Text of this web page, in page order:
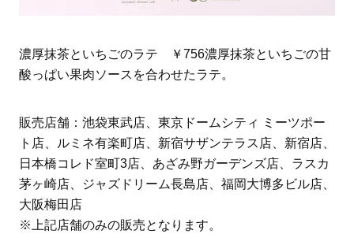
濃厚抹茶といちごのラテ ￥756濃厚抹茶といちごの甘
酸っぱい果肉ソースを合わせたラテ。
販売店舗：池袋東武店、東京ドームシティ ミーツポー
ト店、ルミネ有楽町店、新宿サザンテラス店、新宿店、
日本橋コレド室町3店、あざみ野ガーデンズ店、ラスカ
茅ヶ崎店、ジャズドリーム長島店、福岡大博多ビル店、
大阪梅田店
※上記店舗のみの販売となります。